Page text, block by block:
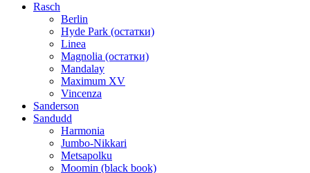
Rasch
Berlin
Hyde Park (остатки)
Linea
Magnolia (остатки)
Mandalay
Maximum XV
Vincenza
Sanderson
Sandudd
Harmonia
Jumbo-Nikkari
Metsapolku
Moomin (black book)